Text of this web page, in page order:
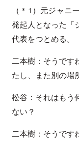
（＊1）元ジャニ
発起人となった「
代表をつとめる。
二本樹：そうです
たし、また別の場
松谷：それはもう
ない？
二本樹：そうです